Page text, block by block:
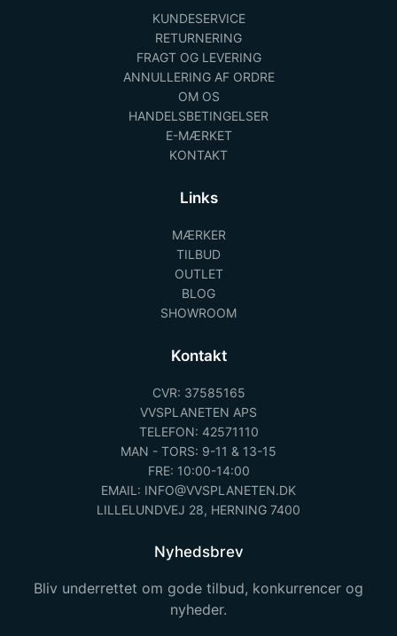
KUNDESERVICE
RETURNERING
FRAGT OG LEVERING
ANNULLERING AF ORDRE
OM OS
HANDELSBETINGELSER
E-MÆRKET
KONTAKT
Links
MÆRKER
TILBUD
OUTLET
BLOG
SHOWROOM
Kontakt
CVR: 37585165
VVSPLANETEN APS
TELEFON: 42571110
MAN - TORS: 9-11 & 13-15
FRE: 10:00-14:00
EMAIL: INFO@VVSPLANETEN.DK
LILLELUNDVEJ 28, HERNING 7400
Nyhedsbrev
Bliv underrettet om gode tilbud, konkurrencer og
nyheder.